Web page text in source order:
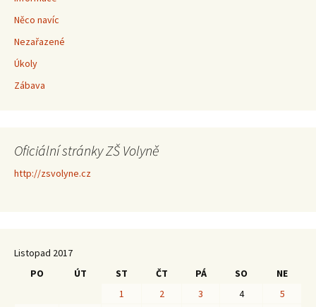
Něco navíc
Nezařazené
Úkoly
Zábava
Oficiální stránky ZŠ Volyně
http://zsvolyne.cz
Listopad 2017
PO
ÚT ST ČT PÁ SO
NE
1
2 3 4
5